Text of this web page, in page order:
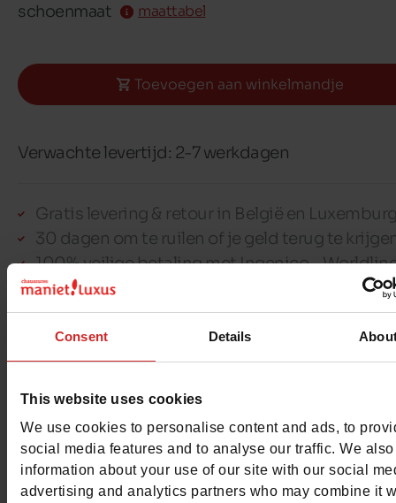
Consent Details
This website uses cookies
We use cookies to personalise content and ads, to
social media features and to analyse our traffic. We
information about your use of our site with our social
advertising and analytics partners who may combine it
schoenmaat maattabel
Toevoegen aan winkelmandje
Verwachte levertijd: 2-7 werkdagen
Gratis levering & retour in België en
30 dagen om te ruilen of je geld terug te
100% veilige betaling met Ingenico -
Dit artikel kan niet gereserveerd worden
Detail
Materialen